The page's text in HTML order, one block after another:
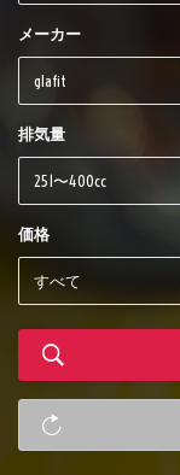
メーカー
排気量
価格